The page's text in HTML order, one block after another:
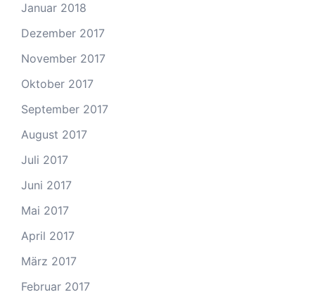
Januar 2018
Dezember 2017
November 2017
Oktober 2017
September 2017
August 2017
Juli 2017
Juni 2017
Mai 2017
April 2017
März 2017
Februar 2017